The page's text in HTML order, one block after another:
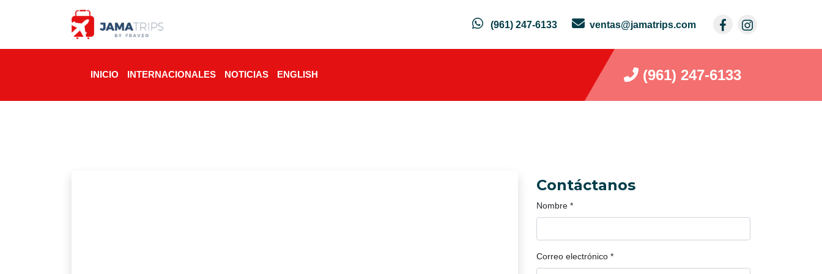
(961) 247-6133 ventas@jamatrips.com
INICIO INTERNACIONALES NOTICIAS ENGLISH (961) 247-6133
Contáctanos
Nombre *
Correo electrónico *